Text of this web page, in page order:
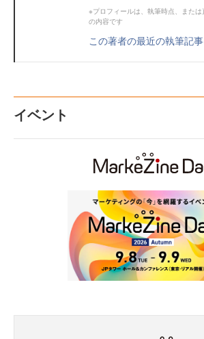
※プロフィールは、執筆時点、また
の内容です
この著者の最近の執筆記事
イベント